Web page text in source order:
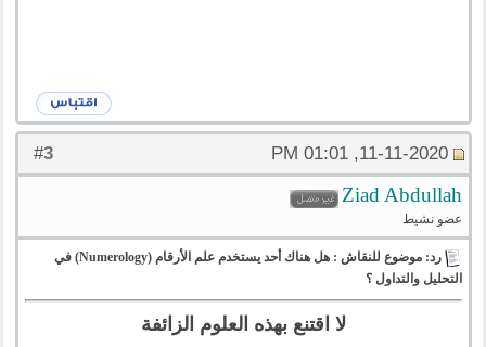
#
3 11-11-2020, 01:01 PM
Ziad Abdullah
عضو نشيط
رد: موضوع للنقاش : هل هناك أحد يستخدم علم الأرقام (Numerology) في
التحليل والتداول ؟
لا اقتنع بهذه العلوم الزائفة